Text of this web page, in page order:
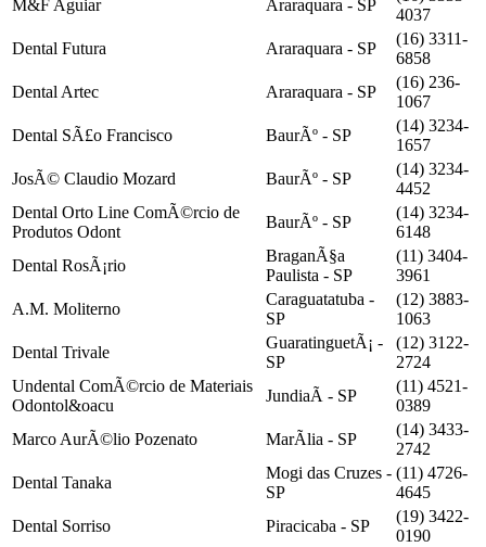
M&F Aguiar
Araraquara - SP
4037
Dental Futura
Araraquara - SP
(16) 3311-
6858
Dental Artec
Araraquara - SP
(16) 236-
1067
Dental SÃ£o Francisco
BaurÃº - SP
(14) 3234-
1657
JosÃ© Claudio Mozard
BaurÃº - SP
(14) 3234-
4452
Dental Orto Line ComÃ©rcio de
Produtos Odont
BaurÃº - SP
(14) 3234-
6148
Dental RosÃ¡rio
BraganÃ§a
Paulista - SP
(11) 3404-
3961
A.M. Moliterno
Caraguatatuba -
SP
(12) 3883-
1063
Dental Trivale
GuaratinguetÃ¡ -
SP
(12) 3122-
2724
Undental ComÃ©rcio de Materiais
Odontol&oacu
JundiaÃ­ - SP
(11) 4521-
0389
Marco AurÃ©lio Pozenato
MarÃ­lia - SP
(14) 3433-
2742
Dental Tanaka
Mogi das Cruzes -
SP
(11) 4726-
4645
Dental Sorriso
Piracicaba - SP
(19) 3422-
0190